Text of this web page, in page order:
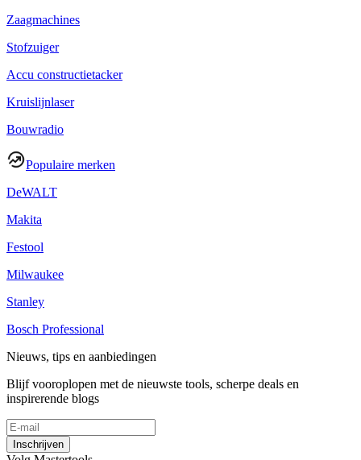
Zaagmachines
Stofzuiger
Accu constructietacker
Kruislijnlaser
Bouwradio
Populaire merken
DeWALT
Makita
Festool
Milwaukee
Stanley
Bosch Professional
Nieuws, tips en aanbiedingen
Blijf vooroplopen met de nieuwste tools, scherpe deals en
inspirerende blogs
Inschrijven